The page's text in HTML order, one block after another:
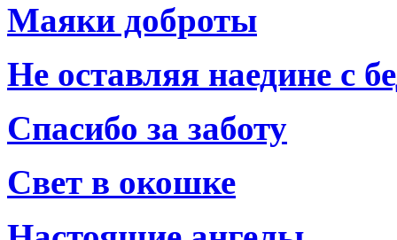
Маяки доброты
Не оставляя наедине с
Спасибо за заботу
Свет в окошке